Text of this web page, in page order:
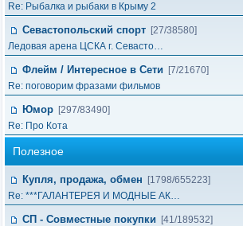
Re: Рыбалка и рыбаки в Крыму 2
Севастопольский спорт [27/38580]
Ледовая арена ЦСКА г. Севасто…
Флейм / Интересное в Cети
[7/21670]
Re: поговорим фразами фильмов
Юмор [297/83490]
Re: Про Кота
Полезное
Купля, продажа, обмен
[1798/655223]
Re: ***ГАЛАНТЕРЕЯ И МОДНЫЕ АК…
СП - Совместные покупки
[41/189532]